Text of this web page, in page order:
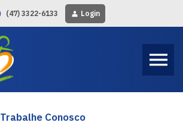
(47) 3322-6133 Login
Trabalhe Conosco